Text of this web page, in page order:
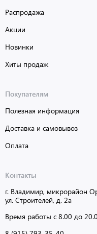
Распродажа
Акции
Новинки
Хиты продаж
Покупателям
Полезная информация
Доставка и самовывоз
Оплата
Контакты
г. Владимир, микрорайон
ул. Строителей, д. 2а
Время работы с 8.00 до